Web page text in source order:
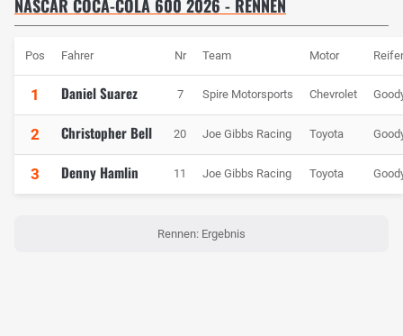
NASCAR COCA-COLA 600 2026 - RENNEN
Pos Fahrer Nr Team Motor
1 Daniel Suarez 7 Spire Motorsports Chevrolet
2 Christopher Bell 20 Joe Gibbs Racing Toyota
3 Denny Hamlin 11 Joe Gibbs Racing Toyota
Rennen: Ergebnis